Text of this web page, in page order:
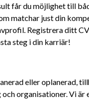
får du möjlighet till
matchar just din
Registrera ditt
steg i din karriär!
eller oplanerad,
organisationer. Vi är